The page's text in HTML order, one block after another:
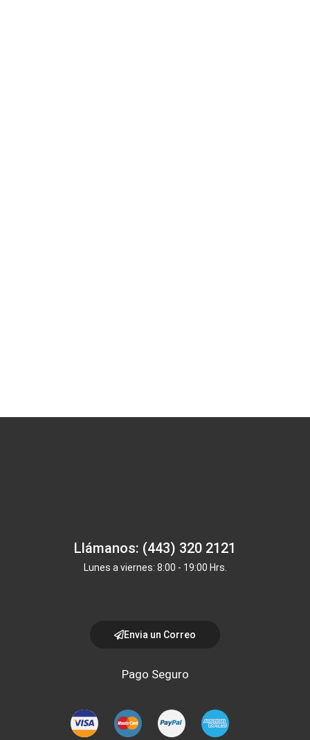
Llámanos: (443) 320 2121
Lunes a viernes: 8:00 - 19:00 Hrs.
Envia un Correo
Pago Seguro